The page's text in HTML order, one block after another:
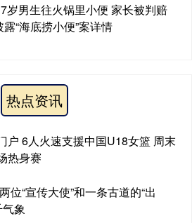
岁男生往火锅里小便 家长被判赔
“海底捞小便”案详情
热点资讯
户 6人火速支援中国U18女篮 周末
热身赛
位“宣传大使”和一条古道的“出
象